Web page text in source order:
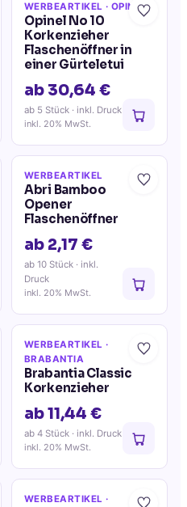
WERBEARTIKEL · OPINEL
Opinel No 10
Korkenzieher
Flaschenöffner in
einer Gürteletui
ab 30,64 €
ab 5 Stück · inkl. Druck
inkl. 20% MwSt.
WERBEARTIKEL
Abri Bamboo
Opener
Flaschenöffner
ab 2,17 €
ab 10 Stück · inkl.
Druck
inkl. 20% MwSt.
WERBEARTIKEL ·
BRABANTIA
Brabantia Classic
Korkenzieher
ab 11,44 €
ab 4 Stück · inkl. Druck
inkl. 20% MwSt.
WERBEARTIKEL ·